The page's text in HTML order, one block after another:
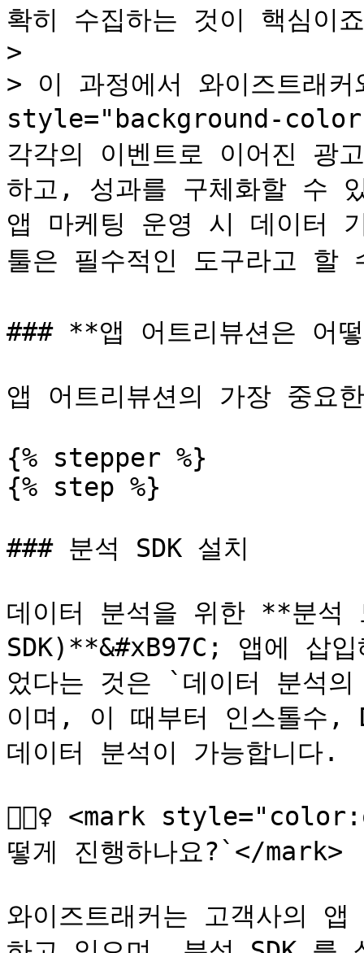
확히 수집하는 것이 핵심이
>
> 이 과정에서 와이즈트래
style="background-
각각의 이벤트로 이어진 광
하고, 성과를 구체화할 수
앱 마케팅 운영 시 데이터
툴은 필수적인 도구라고 할
### **앱 어트리뷰션은 어
앱 어트리뷰션의 가장 중요
{% stepper %}
{% step %}
### 분석 SDK 설치
데이터 분석을 위한 **분석
SDK)**&#xB97C; 앱에 삽
었다는 것은 `데이터 분석
이며, 이 때부터 인스톨수,
데이터 분석이 가능합니다.
🙋🏻‍♀️ <mark
떻게 진행하나요?`</mark>
와이즈트래커는 고객사의